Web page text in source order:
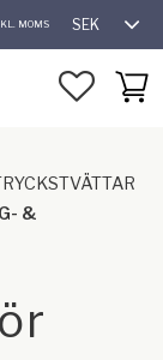
MOMS SEK
&